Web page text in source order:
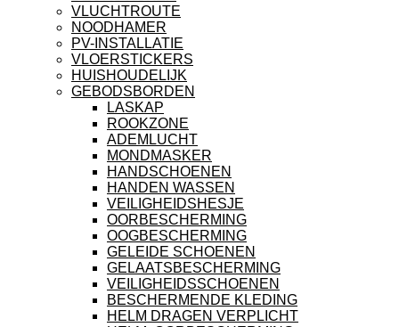
VLUCHTROUTE
NOODHAMER
PV-INSTALLATIE
VLOERSTICKERS
HUISHOUDELIJK
GEBODSBORDEN
LASKAP
ROOKZONE
ADEMLUCHT
MONDMASKER
HANDSCHOENEN
HANDEN WASSEN
VEILIGHEIDSHESJE
OORBESCHERMING
OOGBESCHERMING
GELEIDE SCHOENEN
GELAATSBESCHERMING
VEILIGHEIDSSCHOENEN
BESCHERMENDE KLEDING
HELM DRAGEN VERPLICHT